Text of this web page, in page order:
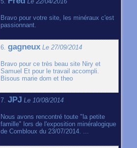
Bravo pour votre site, les minéraux c'est
passionnant.
6. gagneux Le 27/09/2014
Bravo pour ce très beau site Niry et
Samuel Et pour le travail accompli.
Bisous marie dom et theo
7. JPJ Le 10/08/2014
Nous avons rencontré toute "la petite
famille" lors de l'exposition minéralogique
de Combloux du 23/07/2014. ...